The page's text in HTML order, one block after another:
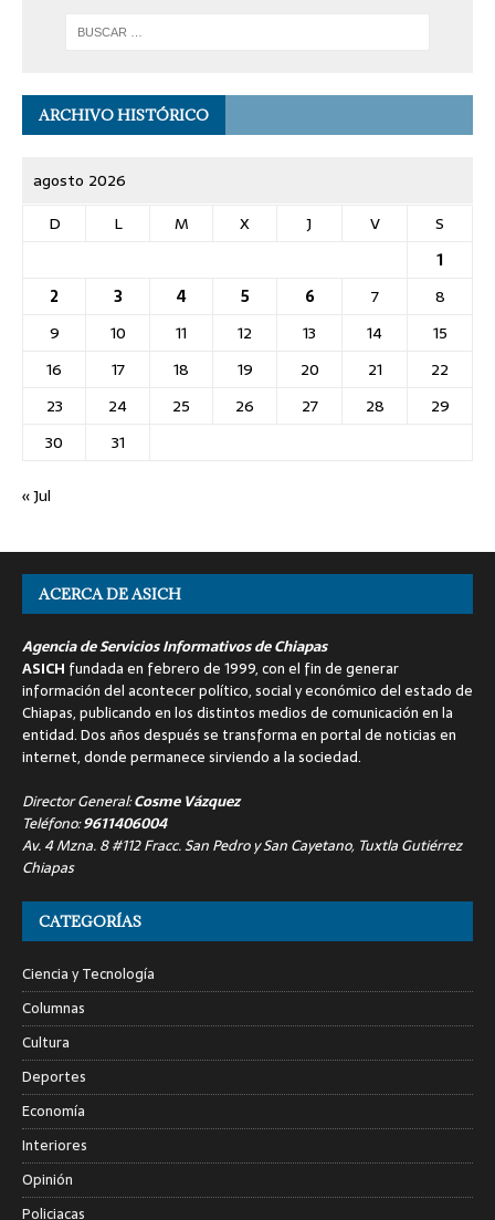
ARCHIVO HISTÓRICO
agosto 2026
D
L M X J V
S
1
2
3 4 5 6 7
8
9
10 11 12 13 14
15
16
17 18 19 20 21
22
23
24 25 26 27 28
29
30
31
« Jul
ACERCA DE ASICH
Agencia de Servicios Informativos de Chiapas
ASICH fundada en febrero de 1999, con el fin de generar
información del acontecer político, social y económico del estado de
Chiapas, publicando en los distintos medios de comunicación en la
entidad. Dos años después se transforma en portal de noticias en
internet, donde permanece sirviendo a la sociedad.
Director General:Cosme Vázquez
Teléfono:9611406004
Av. 4 Mzna. 8 #112 Fracc. San Pedro y San Cayetano, Tuxtla Gutiérrez
Chiapas
CATEGORÍAS
Ciencia y Tecnología
Columnas
Cultura
Deportes
Economía
Interiores
Opinión
Policiacas